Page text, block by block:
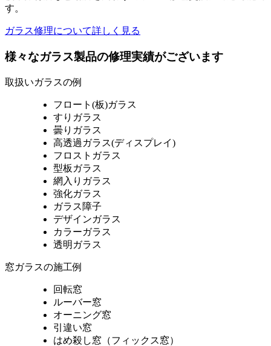
す。
ガラス修理について詳しく見る
様々なガラス製品の修理実績がございます
取扱いガラスの例
フロート(板)ガラス
すりガラス
曇りガラス
高透過ガラス(ディスプレイ)
フロストガラス
型板ガラス
網入りガラス
強化ガラス
ガラス障子
デザインガラス
カラーガラス
透明ガラス
窓ガラスの施工例
回転窓
ルーバー窓
オーニング窓
引違い窓
はめ殺し窓（フィックス窓）